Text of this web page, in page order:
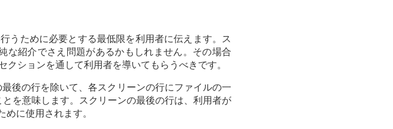
うために必要とする最低限を利用者に伝えます。ス
な紹介でさえ問題があるかもしれません。その場合
ションを通して利用者を導いてもらうべきです。
後の行を除いて、各スクリーンの行にファイルの一
を意味します。スクリーンの最後の行は、利用者が
に使用されます。